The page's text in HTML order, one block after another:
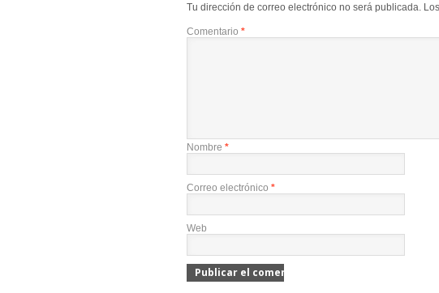
Tu dirección de correo electrónico no será publicada.
Comentario *
Nombre *
Correo electrónico *
Web